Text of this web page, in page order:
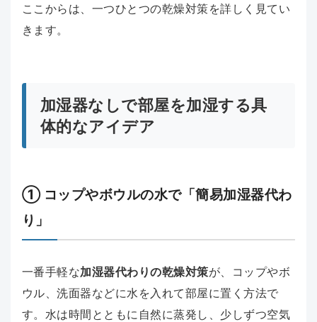
ここからは、一つひとつの乾燥対策を詳しく見てい
きます。
加湿器なしで部屋を加湿する具
体的なアイデア
① コップやボウルの水で「簡易加湿器代わ
り」
一番手軽な加湿器代わりの乾燥対策が、コップやボ
ウル、洗面器などに水を入れて部屋に置く方法で
す。水は時間とともに自然に蒸発し、少しずつ空気